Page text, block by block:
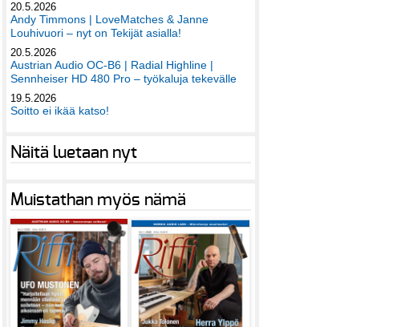
20.5.2026
Andy Timmons | LoveMatches & Janne
Louhivuori – nyt on Tekijät asialla!
20.5.2026
Austrian Audio OC-B6 | Radial Highline |
Sennheiser HD 480 Pro – työkaluja tekevälle
19.5.2026
Soitto ei ikää katso!
Näitä luetaan nyt
Muistathan myös nämä